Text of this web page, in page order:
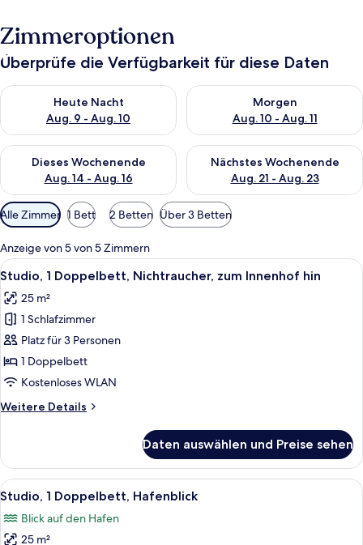
Zimmeroptionen
Überprüfe die Verfügbarkeit für diese Daten
Heute Nacht
Aug. 9 - Aug. 10
Überprüfe die Verfügbarkeit für heute Nacht, Aug. 9 - Aug.
Morgen
Aug. 10 - Aug. 11
Überprüfe die Verfügbarkeit
Dieses Wochenende
Aug. 14 - Aug. 16
Überprüfe die Verfügbarkeit für dieses Wochenende, Aug. 14
Nächstes Wochenende
Aug. 21 - Aug. 23
Überprüfe die Verfügbarkeit
Verfügbare
Filter
für
Zimmer
Alle Zimmer 1 Bett 2 Betten Über 3 Betten
Anzeige von 5 von 5 Zimmern
Alle
Fotos
für
Studio,
1
Doppelbett,
Nichtraucher,
Innenhof
Ein kleines Zimmer mit einer
6
Studio, 1 Doppelbett, Nichtraucher, zum Innenhof hin
25 m²
1 Schlafzimmer
Platz für 3 Personen
1 Doppelbett
Kostenloses WLAN
Weitere Details
Weitere
1
Doppelbett,
Nichtraucher,
Innenhof
hin
Daten auswählen und Preise sehen
Alle
Fotos
für
Ein modernes Hotelzimmer mit Bett,
7
Studio, 1 Doppelbett, Hafenblick
Blick auf den Hafen
25 m²